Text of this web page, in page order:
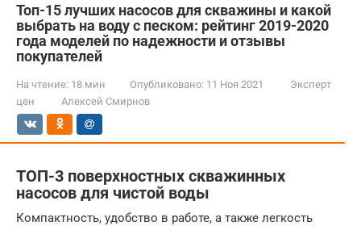
Топ-15 лучших насосов для скважины и какой
выбрать на воду с песком: рейтинг 2019-2020
года моделей по надежности и отзывы
покупателей
На чтение: 18 мин Опубликовано: 11 Ноя 2021
Эксперт
цен
Алексей Смирнов
ТОП-3 поверхностных скважинных
насосов для чистой воды
Компактность, удобство в работе, а также легкость